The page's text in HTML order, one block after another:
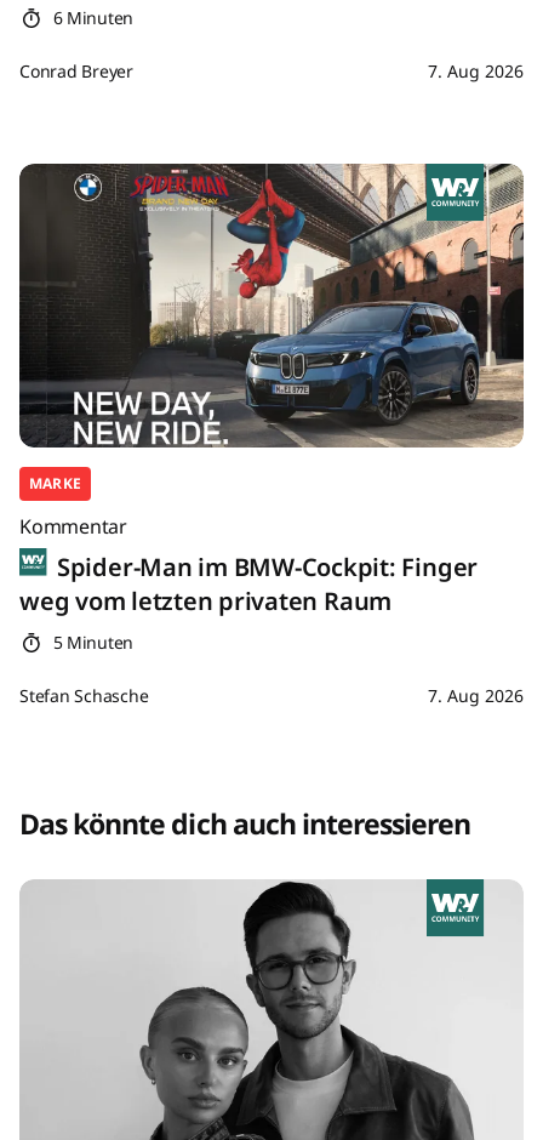
6 Minuten
Conrad Breyer 7. Aug 2026
MARKE
Kommentar
Spider-Man im BMW-Cockpit: Finger
weg vom letzten privaten Raum
5 Minuten
Stefan Schasche 7. Aug 2026
Das könnte dich auch interessieren